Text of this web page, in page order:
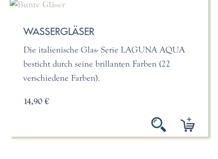
WASSERGLÄSER
Die italienische Glas- Serie LAGUNA AQUA
besticht durch seine brillanten Farben (22
verschiedene Farben).
14,90 €